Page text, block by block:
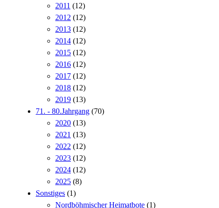
2011 (12)
2012 (12)
2013 (12)
2014 (12)
2015 (12)
2016 (12)
2017 (12)
2018 (12)
2019 (13)
71. - 80.Jahrgang (70)
2020 (13)
2021 (13)
2022 (12)
2023 (12)
2024 (12)
2025 (8)
Sonstiges (1)
Nordböhmischer Heimatbote (1)